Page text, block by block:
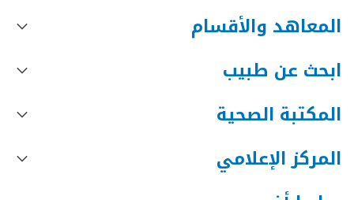
المعاهد والأقسام
ابحث عن طبيب
المكتبة الصحية
المركز الإعلامي